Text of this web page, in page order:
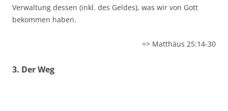
Verwaltung dessen (inkl. des Geldes), was wir von Gott
bekommen haben.
=> Matthäus 25:14-30
3. Der Weg